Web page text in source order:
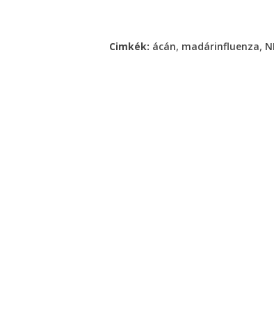
Cimkék: ácán, madárinfluenza,